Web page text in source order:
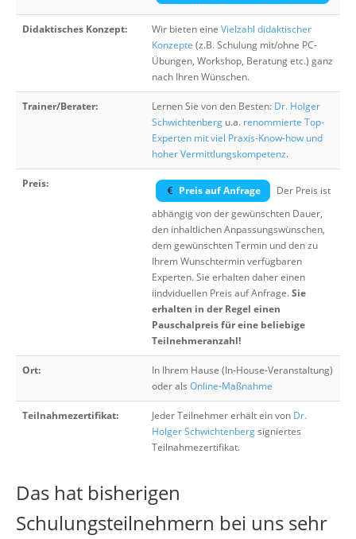
Didaktisches Konzept: Wir bieten eine Vielzahl didaktischer
Konzepte (z.B. Schulung mit/ohne PC-
Übungen, Workshop, Beratung etc.) ganz
nach Ihren Wünschen.
Trainer/Berater: Lernen Sie von den Besten: Dr. Holger
Schwichtenberg u.a. renommierte Top-
Experten mit viel Praxis-Know-how und
hoher Vermittlungskompetenz.
Preis:
Preis auf Anfrage
Der Preis ist
abhängig von der gewünschten Dauer,
den inhaltlichen Anpassungswünschen,
dem gewünschten Termin und den zu
Ihrem Wunschtermin verfügbaren
Experten. Sie erhalten daher einen
iindviduellen Preis auf Anfrage.Sie
erhalten in der Regel einen
Pauschalpreis für eine beliebige
Teilnehmeranzahl!
Ort:
In Ihrem Hause (In-House-Veranstaltung)
oder als Online-Maßnahme
Teilnahmezertifikat: Jeder Teilnehmer erhält ein von Dr.
Holger Schwichtenbergsigniertes
Teilnahmezertifikat.
Das hat bisherigen
Schulungsteilnehmern bei uns sehr